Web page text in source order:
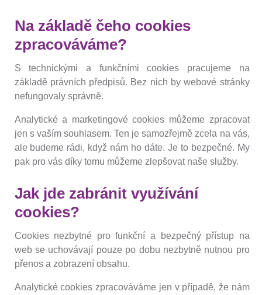
Na základě čeho cookies
zpracováváme?
S technickými a funkčními cookies pracujeme na
základě právních předpisů. Bez nich by webové stránky
nefungovaly správně.
Analytické a marketingové cookies můžeme zpracovat
jen s vaším souhlasem. Ten je samozřejmě zcela na vás,
ale budeme rádi, když nám ho dáte. Je to bezpečné. My
pak pro vás díky tomu můžeme zlepšovat naše služby.
Jak jde zabránit využívání
cookies?
Cookies nezbytné pro funkční a bezpečný přístup na
web se uchovávají pouze po dobu nezbytně nutnou pro
přenos a zobrazení obsahu.
Analytické cookies zpracováváme jen v případě, že nám